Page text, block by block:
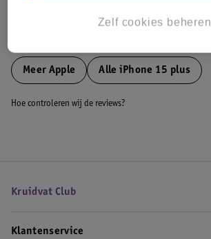
Meer Apple Alle iPhone 15 plus
Hoe controleren wij de reviews?
Kruidvat Club
Klantenservice
Zelf cookies beheren